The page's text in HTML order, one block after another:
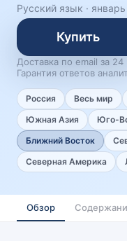
Русский язык ·
Купить
Доставка по email за
Гарантия ответов
Россия Весь мир
Южная Азия
Юго-
Ближний Восток
Северная Америка
Обзор